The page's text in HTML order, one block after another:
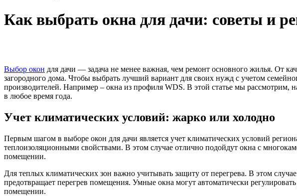
Как выбрать окна для дачи: советы и
Выбор окон для дачи — задача не менее важная, чем ремонт основного жилья. От
загородного дома. Чтобы выбрать лучший вариант для своих нужд с учетом
производителей. Например – окна из профиля WDS. В этой статье мы
в любое время года.
Учет климатических условий: жарко или холодно
Первым шагом в выборе окон для дачи является учет климатических условий
теплоизоляционными свойствами. В этом случае отлично подойдут окна с
помещении.
Для теплых климатических зон важно учитывать защиту от перегрева. В этом
предотвращает перегрев помещения. Умные окна могут автоматически
помещении.